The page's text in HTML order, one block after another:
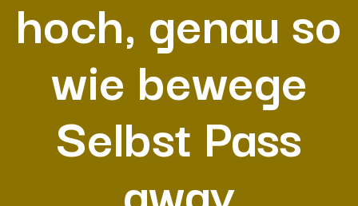
hoch, genau so
wie bewege
Selbst Pass